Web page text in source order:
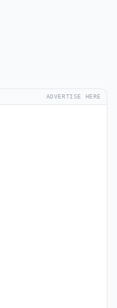
ADVERTISE HERE